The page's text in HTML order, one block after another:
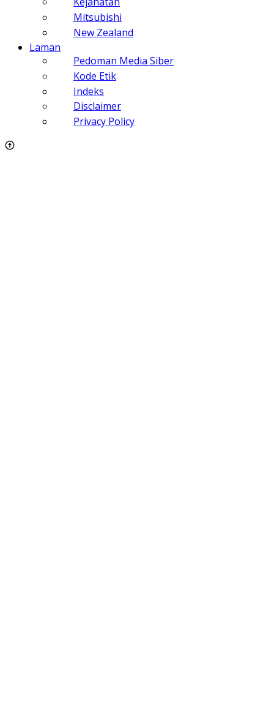
Mitsubishi
New Zealand
Laman
Pedoman Media Siber
Kode Etik
Indeks
Disclaimer
Privacy Policy